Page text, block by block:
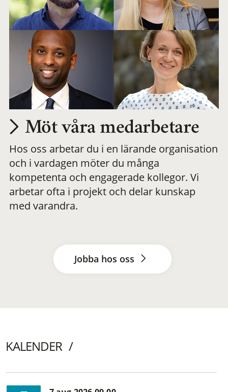
Möt våra medarbetare
Hos oss arbetar du i en lärande organisation
och i vardagen möter du många
kompetenta och engagerade kollegor. Vi
arbetar ofta i projekt och delar kunskap
med varandra.
Jobba hos oss
KALENDER